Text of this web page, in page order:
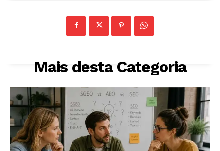
Mais desta Categoria